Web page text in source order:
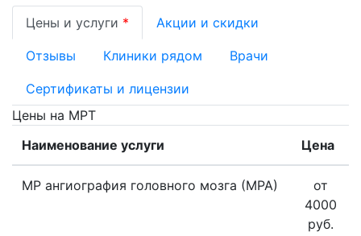
Цены и услуги * Акции и скидки
Отзывы Клиники рядом Врачи
Сертификаты и лицензии
Цены на МРТ
Наименование услуги
Цена
МР ангиография головного мозга (МРА)
от
4000
руб.